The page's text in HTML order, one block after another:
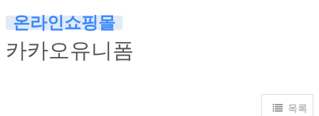
온라인쇼핑몰
카카오유니폼
목록